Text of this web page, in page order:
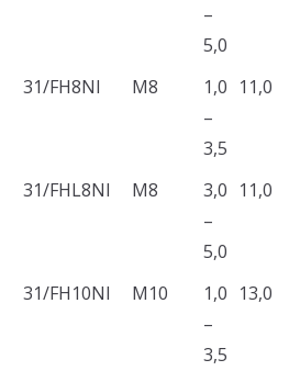
–
5,0
31/FH8NI M8
1,0
–
3,5
11,0
31/FHL8NI M8
3,0
–
5,0
11,0
31/FH10NI M10
1,0
–
3,5
13,0